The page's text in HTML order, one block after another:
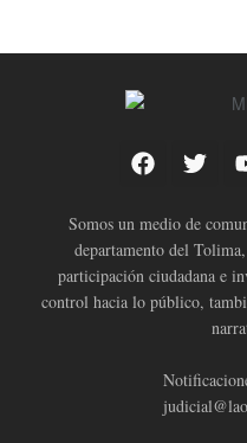
Somos un medio de
departamento del
participación ciudadana e
control hacia lo público,